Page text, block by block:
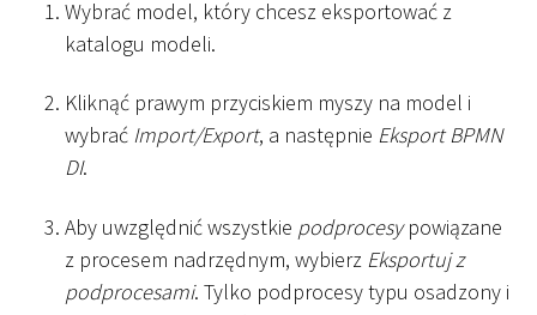
Wybrać model, który chcesz eksportować z
katalogu modeli.
Kliknąć prawym przyciskiem myszy na model i
wybrać Import/Export, a następnie Eksport BPMN
DI.
Aby uwzględnić wszystkie podprocesypowiązane
z procesem nadrzędnym, wybierz Eksportuj z
podprocesami. Tylko podprocesy typu osadzony i